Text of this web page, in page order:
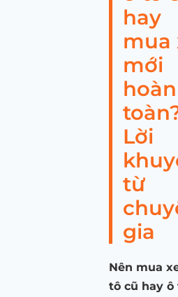
hay
mua
mới
hoàn
Lời
từ
gia
Nên mua
tô cũ hay ô